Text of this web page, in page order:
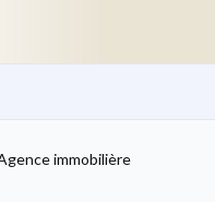
immobilière